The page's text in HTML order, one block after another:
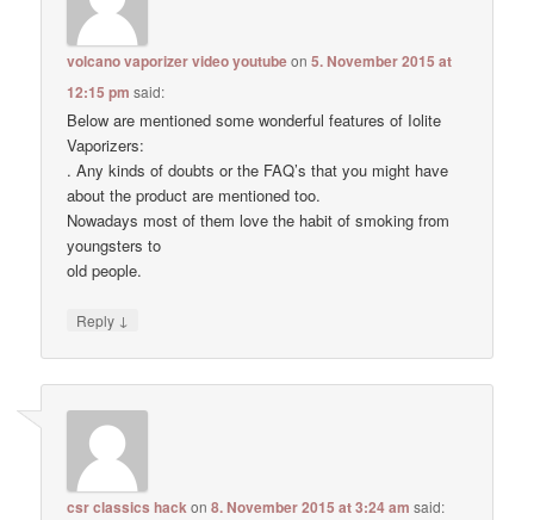
volcano vaporizer video youtubeon5. November 2015 at
12:15 pm said:
Below are mentioned some wonderful features of Iolite
Vaporizers:
. Any kinds of doubts or the FAQ’s that you might have
about the product are mentioned too.
Nowadays most of them love the habit of smoking from
youngsters to
old people.
Reply ↓
csr classics hackon8. November 2015 at 3:24 am said: